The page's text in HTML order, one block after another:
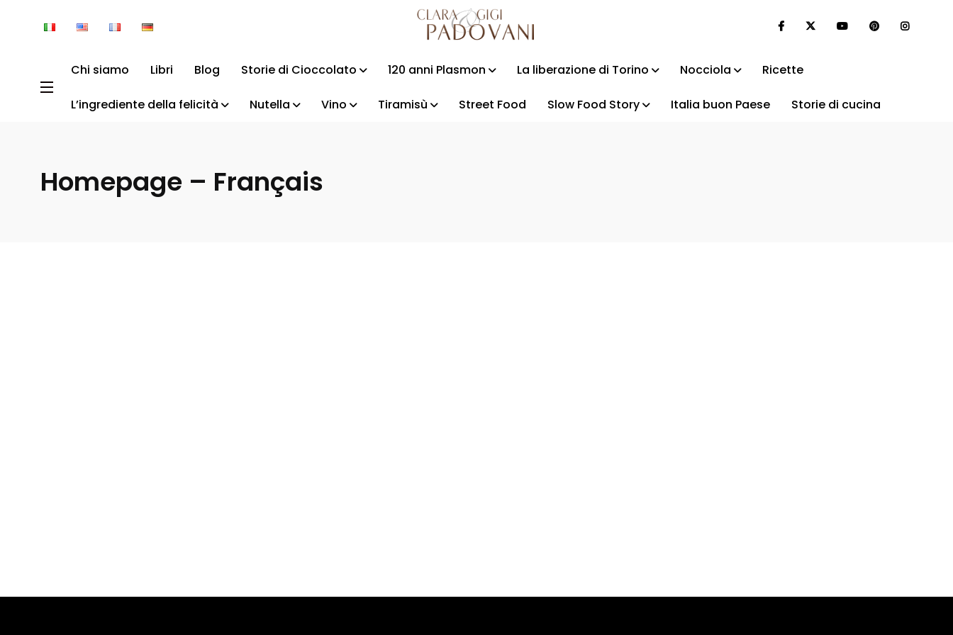
Chi siamo Libri Blog Storie di Cioccolato 120 anni Plasmon La liberazione di Torino Nocciola Ricette
L’ingrediente della felicità Nutella Vino Tiramisù Street Food Slow Food Story Italia buon Paese Storie di cucina
Homepage – Français